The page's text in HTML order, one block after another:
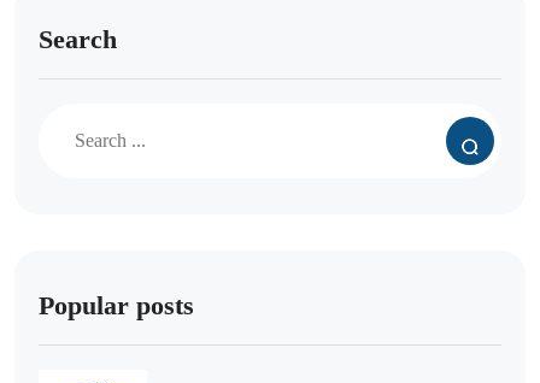
Search
Popular posts